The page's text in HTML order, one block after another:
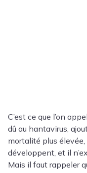
C’est ce que l’on
dû au hantavirus,
mortalité plus
développent, et il
Mais il faut rappeler